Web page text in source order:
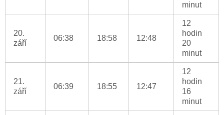
minut
20.
září
06:38 18:58 12:48
12
hodin
20
minut
21.
září
06:39 18:55 12:47
12
hodin
16
minut